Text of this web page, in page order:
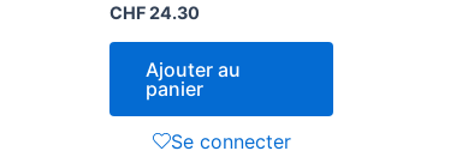
CHF24.30
Ajouter au
panier
Se connecter